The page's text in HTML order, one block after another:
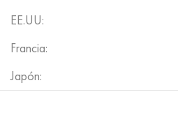
EE.UU:
Francia:
Japón: